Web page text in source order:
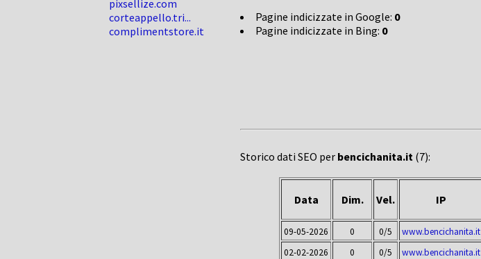
pixsellize.com
corteappello.tri...
complimentstore.it
Pagine indicizzate in Google: 0
Pagine indicizzate in Bing: 0
Storico dati SEO per bencichanita.it (7):
Data Dim. Vel. IP
09-05-2026 0 0/5 www.bencichanita.it
02-02-2026
0 0/5 www.bencichanita.it